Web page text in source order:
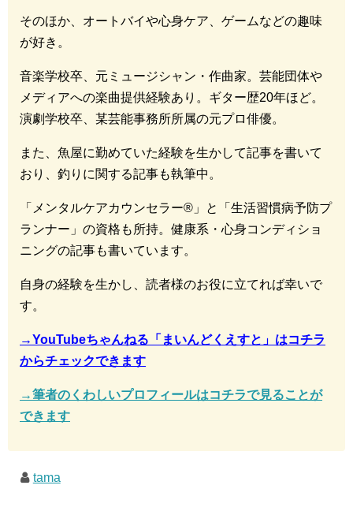
そのほか、オートバイや心身ケア、ゲームなどの趣味
が好き。
音楽学校卒、元ミュージシャン・作曲家。芸能団体や
メディアへの楽曲提供経験あり。ギター歴20年ほど。
演劇学校卒、某芸能事務所所属の元プロ俳優。
また、魚屋に勤めていた経験を生かして記事を書いて
おり、釣りに関する記事も執筆中。
「メンタルケアカウンセラー®︎」と「生活習慣病予防プ
ランナー」の資格も所持。健康系・心身コンディショ
ニングの記事も書いています。
自身の経験を生かし、読者様のお役に立てれば幸いで
す。
→YouTubeちゃんねる「まいんどくえすと」はコチラ
からチェックできます
→筆者のくわしいプロフィールはコチラで見ることが
できます
tama